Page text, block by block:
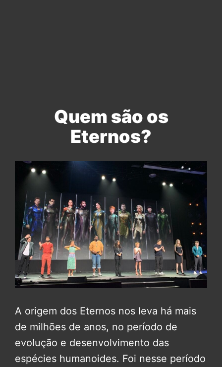
Quem são os
Eternos?
A origem dos Eternos nos leva há mais
de milhões de anos, no período de
evolução e desenvolvimento das
espécies humanoides. Foi nesse período